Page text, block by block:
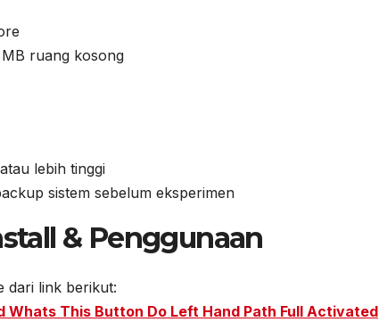
ruang kosong
lebih tinggi
sistem sebelum eksperimen
& Penggunaan
dari link berikut:
Whats This Button Do Left Hand Path Full Activated